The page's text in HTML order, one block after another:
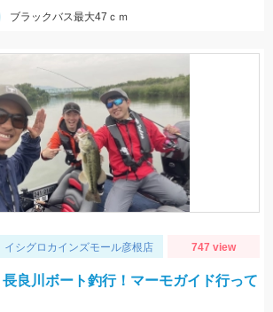
ブラックバス最大47ｃｍ
イシグロカインズモール彦根店 747 view
良川ボート釣行！マーモガイド行って